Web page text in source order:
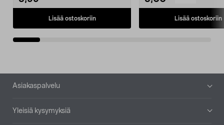
Lisää ostoskoriin Lisää ostoskoriin
Alatunniste
Asiakaspalvelu
Yleisiä kysymyksiä